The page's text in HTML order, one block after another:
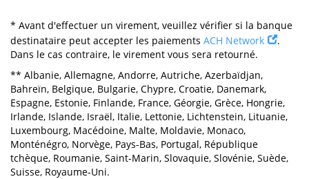
* Avant d'effectuer un virement, veuillez vérifier si la banque
destinataire peut accepter les paiements ACH Network
.
Dans le cas contraire, le virement vous sera retourné.
** Albanie, Allemagne, Andorre, Autriche, Azerbaïdjan,
Bahreïn, Belgique, Bulgarie, Chypre, Croatie, Danemark,
Espagne, Estonie, Finlande, France, Géorgie, Grèce, Hongrie,
Irlande, Islande, Israël, Italie, Lettonie, Lichtenstein, Lituanie,
Luxembourg, Macédoine, Malte, Moldavie, Monaco,
Monténégro, Norvège, Pays-Bas, Portugal, République
tchèque, Roumanie, Saint-Marin, Slovaquie, Slovénie, Suède,
Suisse, Royaume-Uni.